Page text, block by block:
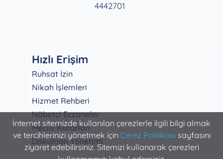
İnternet sitemizde kullanılan çerezlerle ilgili bilgi almak
ve tercihlerinizi yönetmek için Çerez Politikasısayfasını
ziyaret edebilirsiniz. Sitemizi kullanarak çerezleri
4442701
Hızlı Erişim
Ruhsat İzin
Nikah İşlemleri
Hizmet Rehberi
Nöbetçi Eczaneler
Meclis Kararları
Doküman Yönetimi